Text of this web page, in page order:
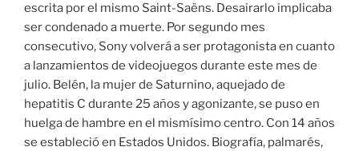
escrita por el mismo Saint-Saëns. Desairarlo implicaba
ser condenado a muerte. Por segundo mes
consecutivo, Sony volverá a ser protagonista en cuanto
a lanzamientos de videojuegos durante este mes de
julio. Belén, la mujer de Saturnino, aquejado de
hepatitis C durante 25 años y agonizante, se puso en
huelga de hambre en el mismísimo centro. Con 14 años
se estableció en Estados Unidos. Biografía, palmarés,